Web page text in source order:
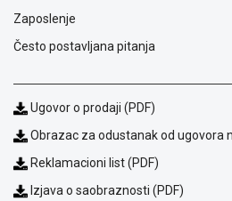
Blog
plaćanja
Isporuka
Podrška
Opšti
uslovi
poslovanja
Saobraznost
Zaposlenje
Često postavljana pitanja
Ugovor o prodaji (PDF)
Obrazac za odustanak od ugovora
Reklamacioni list (PDF)
Izjava o saobraznosti (PDF)